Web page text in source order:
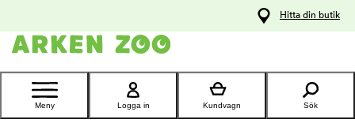
Kontakta
Hitta din butik
Meny Logga in Kundvagn Sök